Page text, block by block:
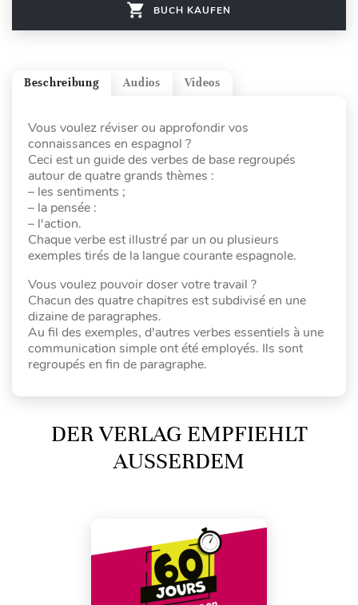
BUCH KAUFEN
Videos
Audios
Beschreibung
Vous voulez réviser ou approfondir vos
connaissances en espagnol ?
Ceci est un guide des verbes de base regroupés
autour de quatre grands thèmes :
– les sentiments ;
– la pensée :
– l'action.
Chaque verbe est illustré par un ou plusieurs
exemples tirés de la langue courante espagnole.
Vous voulez pouvoir doser votre travail ?
Chacun des quatre chapitres est subdivisé en une
dizaine de paragraphes.
Au fil des exemples, d'autres verbes essentiels à une
communication simple ont été employés. Ils sont
regroupés en fin de paragraphe.
DER VERLAG EMPFIEHLT
AUSSERDEM